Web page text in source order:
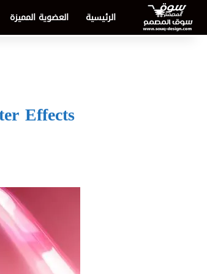
الرئيسية العضوية المميزة
Effects